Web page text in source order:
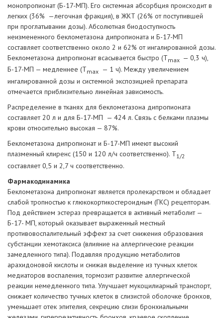
монопропионат (Б-17-МП). Его системная абсорбция происходит в
легких (36% —легочная фракция), в ЖКТ (26% от поступившей
при проглатывании дозы). Абсолютная биодоступность
неизмененного беклометазона дипропионата и Б-17-МП
составляет соответственно около 2 и 62% от ингалированной дозы.
Беклометазона дипропионат всасывается быстро (Tmax — 0,3 ч),
Б-17-МП — медленнее (Tmax — 1 ч). Между увеличением
ингалированной дозы и системной экспозицией препарата
отмечается приблизительно линейная зависимость.
Распределение в тканях для беклометазона дипропионата
составляет 20 л и для Б-17-МП — 424 л. Связь с белками плазмы
крови относительно высокая — 87%.
Беклометазона дипропионат и Б-17-МП имеют высокий
плазменный клиренс (150 и 120 л/ч соответственно). Т1/2
составляет 0,5 и 2,7 ч соответственно.
Фармакодинамика
Беклометазона дипропионат является пролекарством и обладает
слабой тропностью к глюкокортикостероидным (ГКС) рецепторам.
Под действием эстераз превращается в активный метаболит —
Б-17- МП, который оказывает выраженный местный
противовоспалительный эффект за счет снижения образования
субстанции хемотаксиса (влияние на аллергические реакции
замедленного типа). Подавляя продукцию метаболитов
арахидоновой кислоты и снижая выделение из тучных клеток
медиаторов воспаления, тормозит развитие аллергической
реакции немедленного типа. Улучшает мукоцилиарный транспорт,
снижает количество тучных клеток в слизистой оболочке бронхов,
уменьшает отек эпителия, секрецию слизи бронхиальными